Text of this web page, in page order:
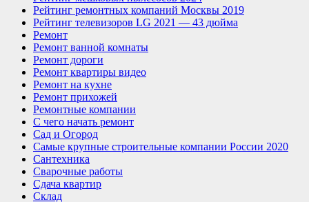
Рейтинг ремонтных компаний Москвы 2019
Рейтинг телевизоров LG 2021 — 43 дюйма
Ремонт
Ремонт ванной комнаты
Ремонт дороги
Ремонт квартиры видео
Ремонт на кухне
Ремонт прихожей
Ремонтные компании
С чего начать ремонт
Сад и Огород
Самые крупные строительные компании России 2020
Сантехника
Сварочные работы
Сдача квартир
Склад